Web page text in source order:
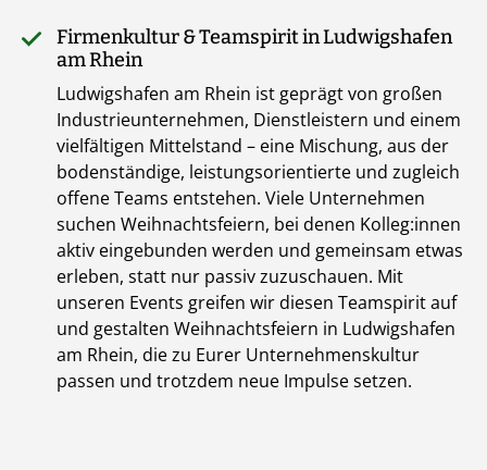
Firmenkultur & Teamspirit in Ludwigshafen
am Rhein
Ludwigshafen am Rhein ist geprägt von großen
Industrieunternehmen, Dienstleistern und einem
vielfältigen Mittelstand – eine Mischung, aus der
bodenständige, leistungsorientierte und zugleich
offene Teams entstehen. Viele Unternehmen
suchen Weihnachtsfeiern, bei denen Kolleg:innen
aktiv eingebunden werden und gemeinsam etwas
erleben, statt nur passiv zuzuschauen. Mit
unseren Events greifen wir diesen Teamspirit auf
und gestalten Weihnachtsfeiern in Ludwigshafen
am Rhein, die zu Eurer Unternehmenskultur
passen und trotzdem neue Impulse setzen.